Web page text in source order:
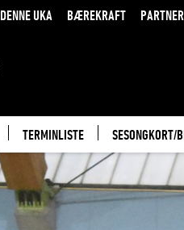
DENNE UKA BÆREKRAFT PARTNER
TERMINLISTE SESONGKORT/